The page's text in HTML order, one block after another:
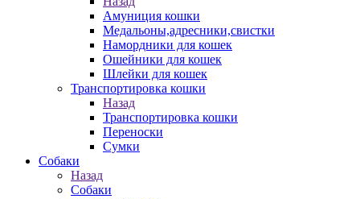
Амуниция кошки
Медальоны,адресники,свистки
Намордники для кошек
Ошейники для кошек
Шлейки для кошек
Транспортировка кошки
Назад
Транспортировка кошки
Переноски
Сумки
Собаки
Назад
Собаки